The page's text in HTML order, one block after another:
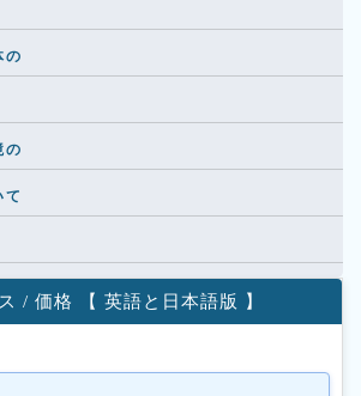
の
の
て
/ 価格 【 英語と日本語版 】